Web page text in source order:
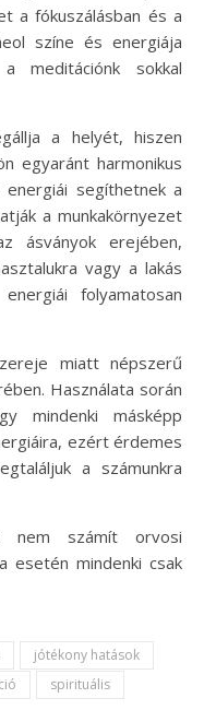
a fókuszálásban és a
színe és energiája
meditációnk sokkal
a helyét, hiszen
egyaránt harmonikus
segíthetnek a
a munkakörnyezet
ásványok erejében,
vagy a lakás
folyamatosan
miatt népszerű
Használata során
mindenki másképp
ezért érdemes
a számunkra
nem számít orvosi
esetén mindenki csak
jótékony hatások
spirituális